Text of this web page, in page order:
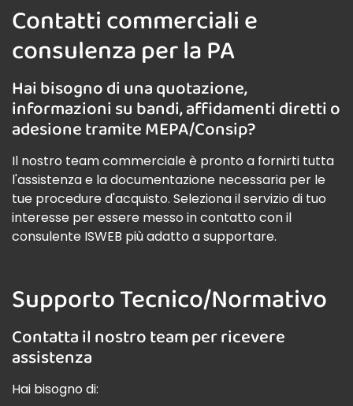
Contatti commerciali e
consulenza per la PA
Hai bisogno di una quotazione,
informazioni su bandi, affidamenti diretti o
adesione tramite MEPA/Consip?
Il nostro team commerciale è pronto a fornirti tutta
l'assistenza e la documentazione necessaria per le
tue procedure d'acquisto. Seleziona il servizio di tuo
interesse per essere messo in contatto con il
consulente ISWEB più adatto a supportare.
Supporto Tecnico/Normativo
Contatta il nostro team per ricevere
assistenza
Hai bisogno di: